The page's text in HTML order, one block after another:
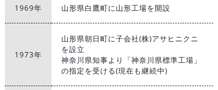
1969年 山形県白鷹町に山形工場を開設
1973年
山形県朝日町に子会社(株)アサヒニクニ
を設立
神奈川県知事より「神奈川県標準工場」
の指定を受ける(現在も継続中)